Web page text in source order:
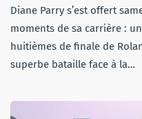
Diane Parry s’est offert
moments de sa carrière :
huitièmes de finale de
superbe bataille face à la…